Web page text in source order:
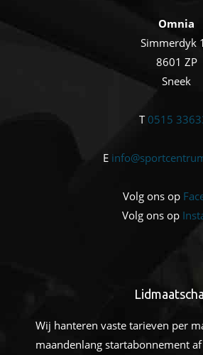
Omnia
Simmerdyk
8601 ZP
Sneek
T0515
E
Volg ons op
Volg ons op
Wij hanteren vaste tarieven per
maandenlang startabonnement